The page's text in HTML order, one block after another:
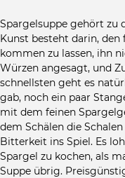
Spargelsuppe gehört zu
Kunst besteht darin, den
kommen zu lassen, ihn
Würzen angesagt, und
schnellsten geht es
gab, noch ein paar
mit dem feinen
dem Schälen die
Bitterkeit ins Spiel. Es
Spargel zu kochen, als
Suppe übrig.